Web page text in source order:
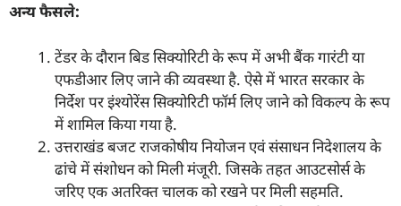
अन्य फैसले:
टेंडर के दौरान बिड सिक्योरिटी के रूप में अभी बैंक गारंटी या
एफडीआर लिए जाने की व्यवस्था है. ऐसे में भारत सरकार के
निर्देश पर इंश्योरेंस सिक्योरिटी फॉर्म लिए जाने को विकल्प के रूप
में शामिल किया गया है.
उत्तराखंड बजट राजकोषीय नियोजन एवं संसाधन निदेशालय के
ढांचे में संशोधन को मिली मंजूरी. जिसके तहत आउटसोर्स के
जरिए एक अतरिक्त चालक को रखने पर मिली सहमति.